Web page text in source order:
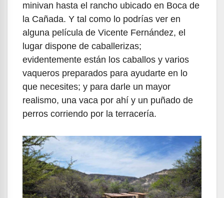
minivan hasta el rancho ubicado en Boca de
la Cañada. Y tal como lo podrías ver en
alguna película de Vicente Fernández, el
lugar dispone de caballerizas;
evidentemente están los caballos y varios
vaqueros preparados para ayudarte en lo
que necesites; y para darle un mayor
realismo, una vaca por ahí y un puñado de
perros corriendo por la terracería.